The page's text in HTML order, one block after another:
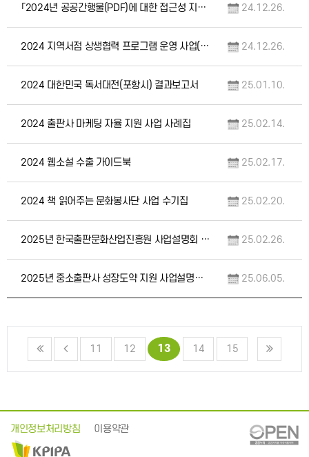
「2024년 공공간행물(PDF)에 대한 접근성 지원사업」 선정 학술자료(5종) 24.12.26.
2024 지역서점 상생협력 프로그램 운영 사업(가치서점) 사례집 24.12.26.
2024 대한민국 독서대전(포항시) 결과보고서 25.01.10.
2024 출판사 마케팅 자율 지원 사업 사례집 25.02.14.
2024 웹소설 수출 가이드북 25.02.17.
2024 책 읽어주는 문화봉사단 사업 수기집 25.02.20.
2025년 한국출판문화산업진흥원 사업설명회 자료집 25.02.26.
2025년 중소출판사 성장도약 지원 사업설명회 자료 25.06.05.
11 12 13 14 15
개인정보처리방침 이용약관